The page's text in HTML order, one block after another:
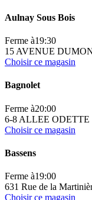
Aulnay Sous Bois
Ferme à19:30
15 AVENUE
Choisir ce magasin
Bagnolet
Ferme à20:00
6-8 ALLEE
Choisir ce magasin
Bassens
Ferme à19:00
631 Rue de la
Choisir ce magasin